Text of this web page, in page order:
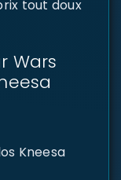
tout doux
Wars
Kneesa